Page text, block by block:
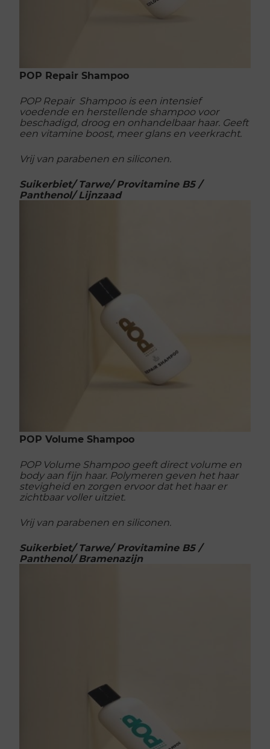
POP Repair Shampoo
POP Repair Shampoo is een intensief
voedende en herstellende shampoo voor
beschadigd, droog en onhandelbaar haar. Geeft
een vitamine boost, meer glans en veerkracht.
Vrij van parabenen en siliconen.
Suikerbiet/ Tarwe/ Provitamine B5 /
Panthenol/ Lijnzaad
POP Volume Shampoo
POP Volume Shampoo geeft direct volume en
body aan fijn haar. Polymeren geven het haar
stevigheid en zorgen ervoor dat het haar er
zichtbaar voller uitziet.
Vrij van parabenen en siliconen.
Suikerbiet/ Tarwe/ Provitamine B5 /
Panthenol/ Bramenazijn